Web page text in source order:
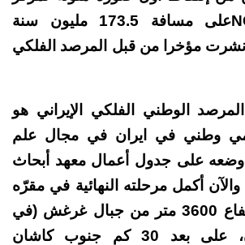
المجرة NGC 23على مسافة 173.5 مليون سنة
نشرت مؤخرا من قبل المرصد الفلكي
الوطني الفلكي الإيراني هو
وطني في ايران في مجال علم
وضعه على جدول أعمال معهد أبحاث
والآن أكمل مرحلته النهائية في مقرّه
المتوضّع على ارتفاع 3600 متر من جبال غرغش (في
مقاطعة أصفهان، على بعد 30 كم جنوب كاشان